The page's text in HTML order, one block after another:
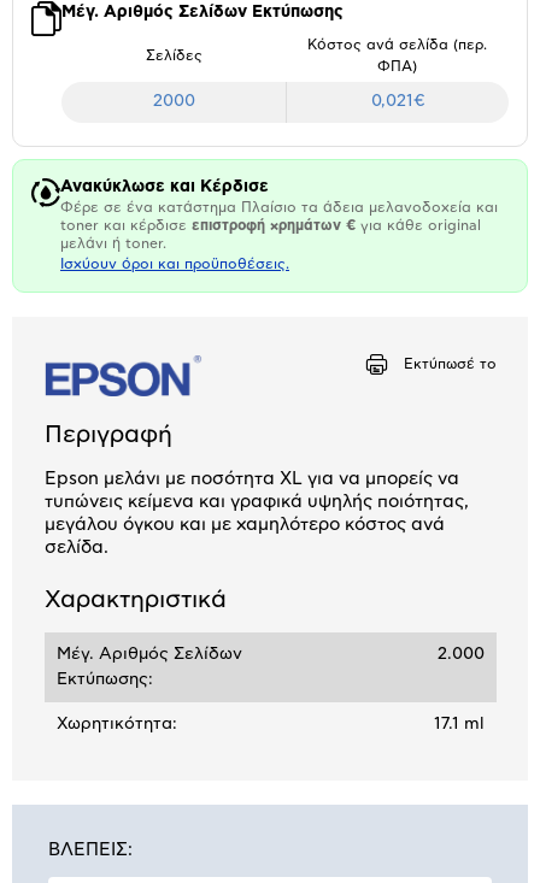
Μέγ. Αριθμός Σελίδων Εκτύπωσης
Σελίδες
Κόστος ανά σελίδα (περ.
ΦΠΑ)
2000 0,021€
Ανακύκλωσε και Κέρδισε
Φέρε σε ένα κατάστημα Πλαίσιο τα άδεια μελανοδοχεία και
toner και κέρδισε επιστροφή χρημάτων € για κάθε original
μελάνι ή toner.
Ισχύουν όροι και προϋποθέσεις.
Εκτύπωσέ το
Περιγραφή
Epson μελάνι με ποσότητα XL για να μπορείς να
τυπώνεις κείμενα και γραφικά υψηλής ποιότητας,
μεγάλου όγκου και με χαμηλότερο κόστος ανά
σελίδα.
Χαρακτηριστικά
Μέγ. Αριθμός Σελίδων
Εκτύπωσης:
2.000
Χωρητικότητα: 17.1 ml
ΒΛΕΠΕΙΣ: